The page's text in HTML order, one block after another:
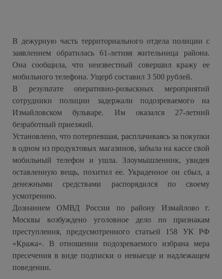
В дежурную часть территориального отдела полиции с
заявлением обратилась 61-летняя жительница района.
Она сообщила, что неизвестный совершил кражу ее
мобильного телефона. Ущерб составил 3 500 рублей.
В результате оперативно-розыскных мероприятий
сотрудники полиции задержали подозреваемого на
Измайловском бульваре. Им оказался 27-летний
безработный приезжий.
Установлено, что потерпевшая, расплачиваясь за покупки
в одном из продуктовых магазинов, забыла на кассе свой
мобильный телефон и ушла. Злоумышленник, увидев
оставленную вещь, похитил ее. Украденное он сбыл, а
денежными средствами распорядился по своему
усмотрению.
Дознанием ОМВД России по району Измайлово г.
Москвы возбуждено уголовное дело по признакам
преступления, предусмотренного статьей 158 УК РФ
«Кража». В отношении подозреваемого избрана мера
пресечения в виде подписки о невыезде и надлежащем
поведении.